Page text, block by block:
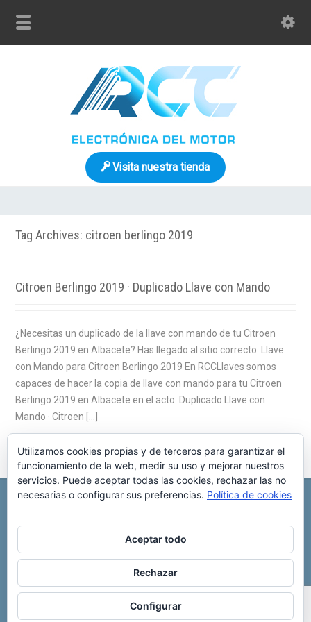
Visita nuestra tienda
Tag Archives: citroen berlingo 2019
Citroen Berlingo 2019 · Duplicado Llave con Mando
¿Necesitas un duplicado de la llave con mando de tu Citroen
Berlingo 2019 en Albacete? Has llegado al sitio correcto. Llave
con Mando para Citroen Berlingo 2019 En RCCLlaves somos
capaces de hacer la copia de llave con mando para tu Citroen
Berlingo 2019 en Albacete en el acto. Duplicado Llave con
Mando · Citroen […]
REPARACIÓN CENTRALITA DE COCHE
C/ Virgen del pilar, 6 ,
Copyright © 2025 Reparación Centralita De Coche
Utilizamos cookies propias y de terceros para garantizar el
funcionamiento de la web, medir su uso y mejorar nuestros
servicios. Puede aceptar todas las cookies, rechazar las no
necesarias o configurar sus preferencias. Política de cookies
Aceptar todo
Rechazar
Configurar